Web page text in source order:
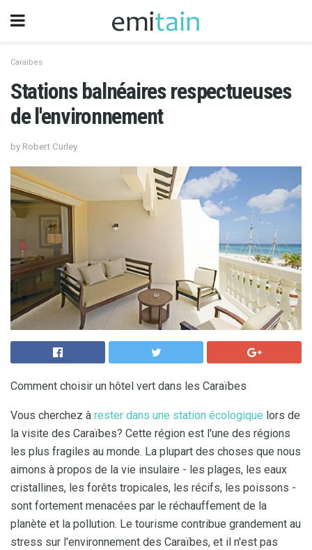
Caraïbes
Stations balnéaires respectueuses
de l'environnement
by Robert Curley
Comment choisir un hôtel vert dans les Caraïbes
Vous cherchez à rester dans une station écologique lors de
la visite des Caraïbes? Cette région est l'une des régions
les plus fragiles au monde. La plupart des choses que nous
aimons à propos de la vie insulaire - les plages, les eaux
cristallines, les forêts tropicales, les récifs, les poissons -
sont fortement menacées par le réchauffement de la
planète et la pollution. Le tourisme contribue grandement au
stress sur l'environnement des Caraïbes, et il n'est pas